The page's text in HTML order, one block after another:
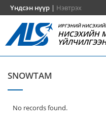
Үндсэн нүүр | Нэвтрэх
ИРГЭНИЙ
НИСЭХИЙН
SNOWTAM
No records found.